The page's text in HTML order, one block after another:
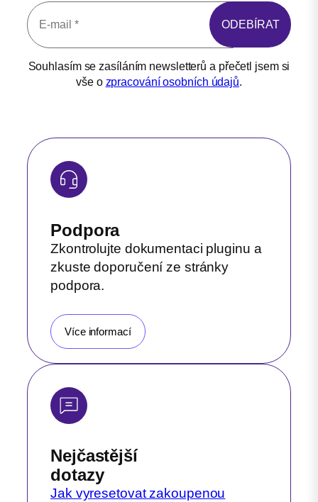
Souhlasím se zasíláním newsletterů a přečetl jsem si
vše o zpracování osobních údajů.
Podpora
Zkontrolujte dokumentaci pluginu a
zkuste doporučení ze stránky
podpora.
Více informací
Nejčastější
dotazy
Jak vyresetovat zakoupenou